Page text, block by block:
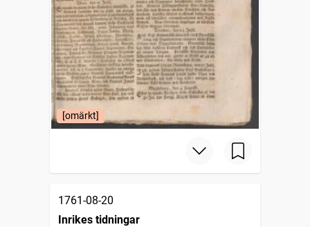
[omärkt]
1761-08-20
Inrikes tidningar